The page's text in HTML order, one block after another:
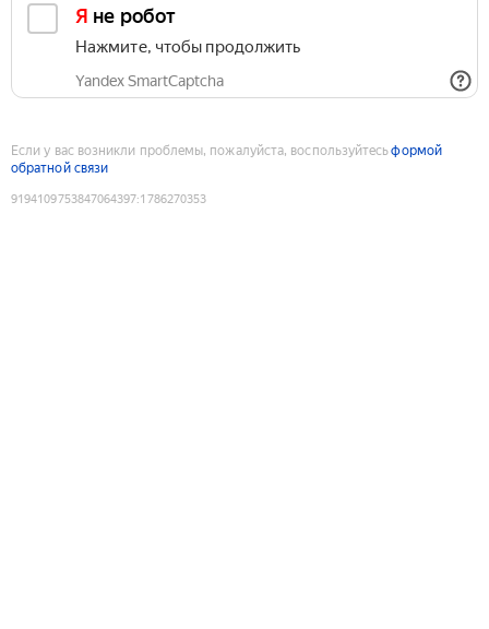
Я не робот
Нажмите, чтобы продолжить
Yandex SmartCaptcha
Если у вас возникли проблемы, пожалуйста, воспользуйтесьформой
обратной связи
9194109753847064397:1786270353